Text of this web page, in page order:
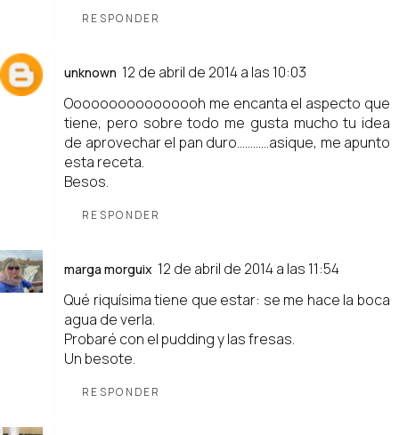
RESPONDER
unknown 12 de abril de 2014 a las 10:03
Oooooooooooooooh me encanta el aspecto que
tiene, pero sobre todo me gusta mucho tu idea
de aprovechar el pan duro............asique, me apunto
esta receta.
Besos.
RESPONDER
marga morguix 12 de abril de 2014 a las 11:54
Qué riquísima tiene que estar: se me hace la boca
agua de verla.
Probaré con el pudding y las fresas.
Un besote.
RESPONDER